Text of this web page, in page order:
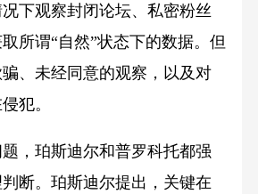
下观察封闭论坛、私密粉丝
所谓“自然”状态下的数据。但
、未经同意的观察，以及对
犯。
珀斯迪尔和普罗科托都强
断。珀斯迪尔提出，关键在